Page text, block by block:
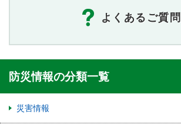
よくあるご質問
防災情報の分類一覧
災害情報